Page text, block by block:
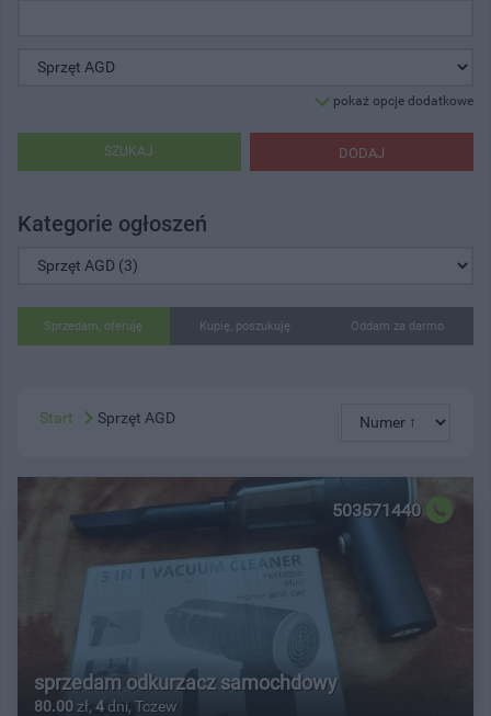
pokaż opcje dodatkowe
DODAJ
SZUKAJ
Kategorie ogłoszeń
Sprzedam, oferuję Kupię, poszukuję Oddam za darmo
Start Sprzęt AGD
503571440
sprzedam odkurzacz samochdowy
80.00 zł, 4 dni, Tczew